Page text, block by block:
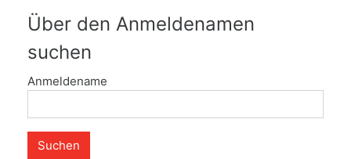
Über den Anmeldenamen
suchen
Anmeldename